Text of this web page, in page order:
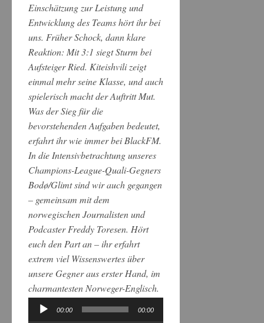
Einschätzung zur Leistung und
Entwicklung des Teams hört ihr bei
uns. Früher Schock, dann klare
Reaktion: Mit 3:1 siegt Sturm bei
Aufsteiger Ried. Kiteishvili zeigt
einmal mehr seine Klasse, und auch
spielerisch macht der Auftritt Mut.
Was der Sieg für die
bevorstehenden Aufgaben bedeutet,
erfahrt ihr wie immer bei BlackFM.
In die Intensivbetrachtung unseres
Champions-League-Quali-Gegners
Bodø/Glimt sind wir auch gegangen
– gemeinsam mit dem
norwegischen Journalisten und
Podcaster Freddy Toresen. Hört
euch den Part an – ihr erfahrt
extrem viel Wissenswertes über
unsere Gegner aus erster Hand, im
charmantesten Norweger-Englisch.
Audio-
00:00 00:00